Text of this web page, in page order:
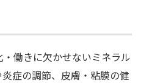
働きに欠かせないミネラル
症の調節、皮膚・粘膜の健